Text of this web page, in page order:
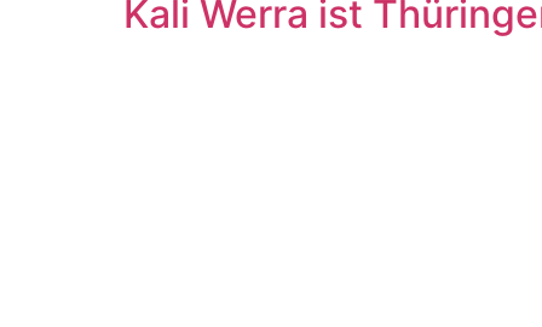
Kali Werra ist